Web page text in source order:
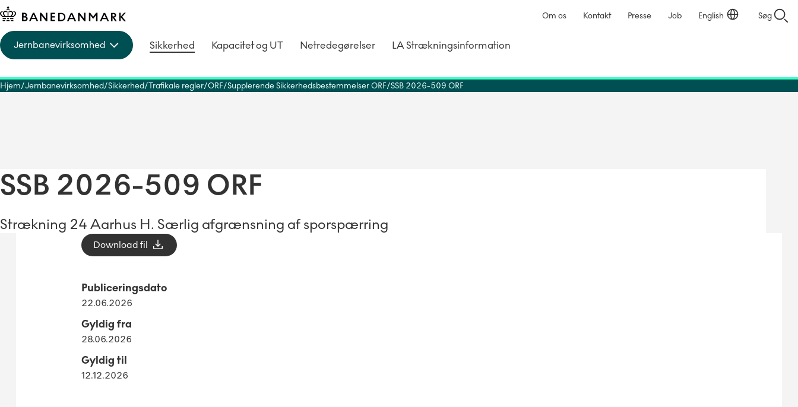
Jernbanevirksomhed Sikkerhed Kapacitet og UT Netredegørelser LA Strækningsinformation
Om os Kontakt Presse Job English Søg
Hjem Jernbanevirksomhed Sikkerhed Trafikale regler ORF Supplerende Sikkerhedsbestemmelser ORF SSB 2026-509 ORF
SSB 2026-509 ORF
Strækning 24 Aarhus H. Særlig afgrænsning af sporspærring
Download fil
Publiceringsdato
22.06.2026
Gyldig fra
28.06.2026
Gyldig til
12.12.2026